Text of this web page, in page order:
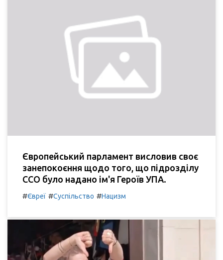
Європейський парламент висловив своє
занепокоєння щодо того, що підрозділу
ССО було надано ім'я Героїв УПА.
#Євреї #Суспільство #Нацизм